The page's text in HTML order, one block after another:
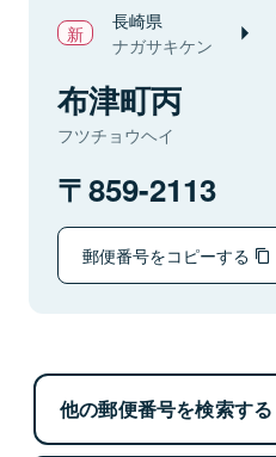
長崎県
ナガサキケン
布津町丙
フツチョウヘイ
859-2113
郵便番号をコピーする
他の郵便番号を検索する